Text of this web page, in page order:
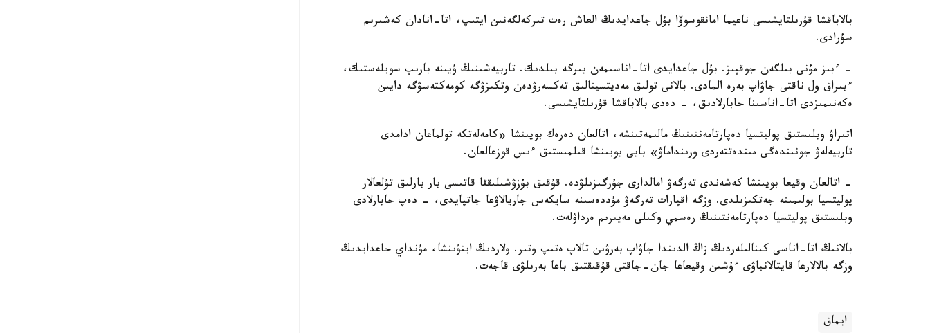
بالاباقشا قۇرىلتايشىسى ناعيما امانقوسوۆا بۇل جاعدايدىڭ العاش رەت تىركەلگەنىن ايتىپ، اتا-انادان كەشىرىم
سۇرادى.
- ءبىز مۇنى بىلگەن جوقپىز. بۇل جاعدايدى اتا-اناسىمەن بىرگە بىلدىك. تاربيەشىنىڭ ۇيىنە بارىپ سويلەستىك،
ءبىراق ول ناقتى جاۋاپ بەرە المادى. بالانى تولىق مەديتسينالىق تەكسەرۋدەن وتكىزۋگە كومەكتەسۋگە دايىن
ەكەنىمىزدى اتا-اناسىنا حابارلادىق، - دەدى بالاباقشا قۇرىلتايشىسى.
اتىراۋ وبلىستىق پوليتسيا دەپارتامەنتىنىڭ مالىمەتىنشە، اتالعان دەرەك بويىنشا «كامەلەتكە تولماعان ادامدى
تاربيەلەۋ جونىندەگى مىندەتتەردى ورىنداماۋ» بابى بويىنشا قىلمىستىق ءىس قوزعالعان.
- اتالعان وقيعا بويىنشا كەشەندى تەرگەۋ امالدارى جۇرگىزىلۋدە. قۇقىق بۇزۋشىلىققا قاتىسى بار بارلىق تۇلعالار
پوليتسيا بولىمىنە جەتكىزىلدى. وزگە اقپارات تەرگەۋ مۇددەسىنە سايكەس جاريالاۋعا جاتپايدى، - دەپ حابارلادى
وبلىستىق پوليتسيا دەپارتامەنتىنىڭ رەسمي وكىلى مەيىرىم ەرداۋلەت.
بالانىڭ اتا-اناسى كىنالىلەردىڭ زاڭ الدىندا جاۋاپ بەرۋىن تالاپ ەتىپ وتىر. ولاردىڭ ايتۋىنشا، مۇنداي جاعدايدىڭ
وزگە بالالارعا قايتالانباۋى ءۇشىن وقيعاعا جان-جاقتى قۇقىقتىق باعا بەرىلۋى قاجەت.
ايماق